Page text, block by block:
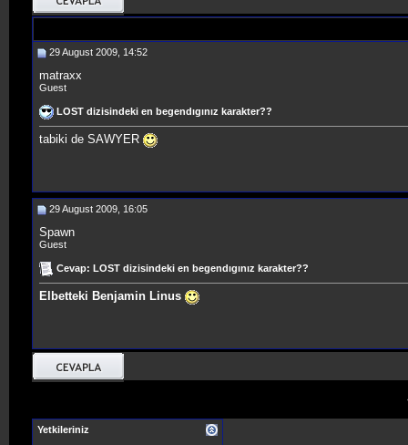
29 August 2009, 14:52
matraxx
Guest
LOST dizisindeki en begendıgınız karakter??
tabiki de SAWYER
29 August 2009, 16:05
Spawn
Guest
Cevap: LOST dizisindeki en begendıgınız karakter??
Elbetteki Benjamin Linus
Yetkileriniz